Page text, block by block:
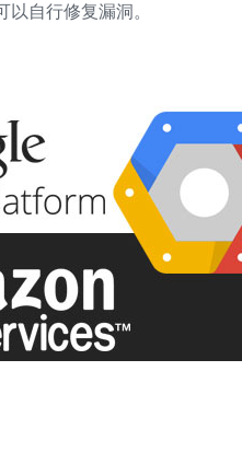
自行修复漏洞。